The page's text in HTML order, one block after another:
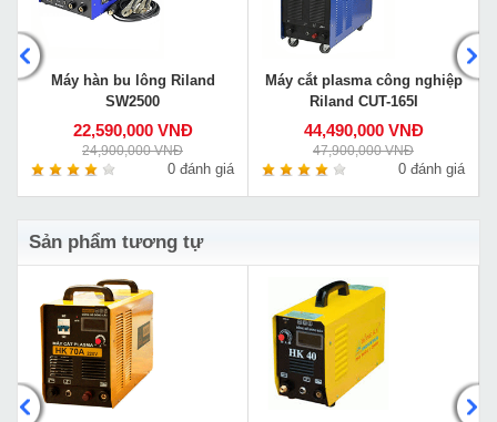
Máy hàn bu lông Riland
SW2500
22,590,000 VNĐ
24,900,000 VNĐ
0 đánh giá
Máy cắt plasma công nghiệp
Riland CUT-165I
44,490,000 VNĐ
47,900,000 VNĐ
0 đánh giá
Sản phẩm tương tự